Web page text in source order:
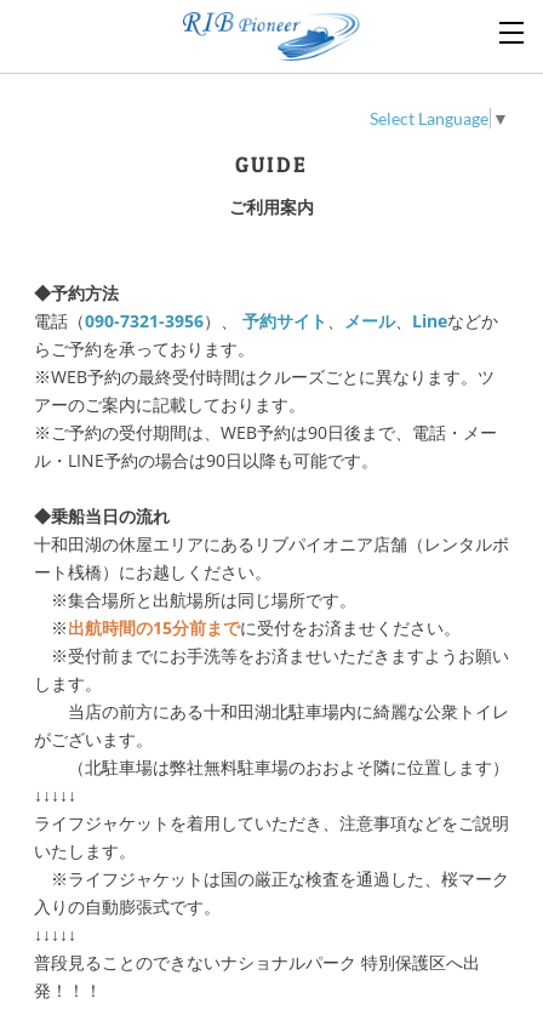
Select Language ▼
GUIDE
ご利用案内
◆予約方法
電話（090-7321-3956）、 予約サイト、 メール、 Lineなどか
らご予約を承っております。
※WEB予約の最終受付時間はクルーズごとに異なります。ツ
アーのご案内に記載しております。
※ご予約の受付期間は、WEB予約は90日後まで、電話・メー
ル・LINE予約の場合は90日以降も可能です。
◆乗船当日の流れ
十和田湖の休屋エリアにあるリブパイオニア店舗（レンタルボ
ート桟橋）にお越しください。
※集合場所と出航場所は同じ場所です。
※出航時間の15分前までに受付をお済ませください。
※受付前までにお手洗等をお済ませいただきますようお願い
します。
当店の前方にある十和田湖北駐車場内に綺麗な公衆トイレ
がございます。
（北駐車場は弊社無料駐車場のおおよそ隣に位置します）
↓↓↓↓↓
ライフジャケットを着用していただき、注意事項などをご説明
いたします。
※ライフジャケットは国の厳正な検査を通過した、桜マーク
入りの自動膨張式です。
↓↓↓↓↓
普段見ることのできないナショナルパーク 特別保護区へ出
発！！！